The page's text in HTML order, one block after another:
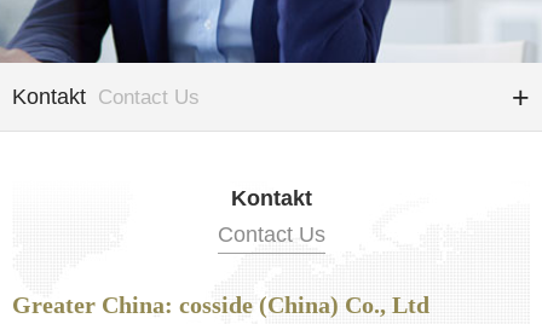
Kontakt Contact Us
Kontakt
Contact Us
Greater China: cosside (China) Co., Ltd